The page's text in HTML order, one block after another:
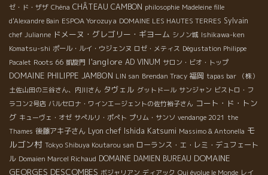
ゼ・ド・ザザ Chéna CHÂTEAU CAMBON philosophie Madeleine fille
d'Alexandre Bain ESPOA Yorozuya DOMAINE LES HAUTES TERRES Sylvain
chef Julianne ドメーヌ・グレゴリー・ギヨーム シノン城 Ishikawa-ken
Komatsu-shi ポール・ルイ・ウジェンヌ ロゼ・メティス Dégustation Philippe
Pacalet Roots 66 凱旋門 l'anglore AD VINUM サロン・ビオ・トップ
DOMAINE PHILIPPE JAMBON LIN san Brendan Tracy 福岡 tapas bar
（株）
土佐山田の三谷さん、内川さん タヴェル グットドール サンジャン ビストロ・フ
ラコン2号店 バルセロナ・ワインエージェントの佐竹裕子さん コート・ド・トン
グ キューヴェ・オゼ サぺルリ・ポぺト プリム・サンソ vendange 2021 the
Thames 後藤アキ子さん Lyon chef Ishida Katsumi Massimo & Antonella モ
ルゴン村 Tokyo Shibuya Koutarou san ローランス・エ・レミ・デュフェート
ル Domaien Marcel Richaud DOMAINE DAMIEN BUREAU DOMAINE
GEORGES DESCOMBES ボジャリアン ディアック Qui évolue le Monde レイ